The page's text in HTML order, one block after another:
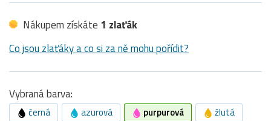
Nákupem získáte 1 zlaťák
Co jsou zlaťáky a co si za ně mohu pořídit?
Vybraná barva:
černá azurová purpurová žlutá